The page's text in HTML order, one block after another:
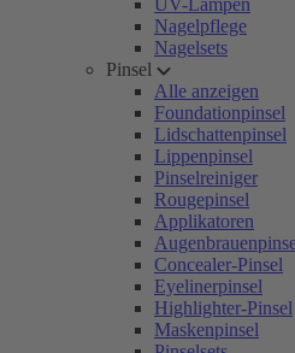
UV-Lampen
Nagelpflege
Nagelsets
Pinsel
Alle anzeigen
Foundationpinsel
Lidschattenpinsel
Lippenpinsel
Pinselreiniger
Rougepinsel
Applikatoren
Concealer-Pinsel
Eyelinerpinsel
Highlighter-Pinsel
Maskenpinsel